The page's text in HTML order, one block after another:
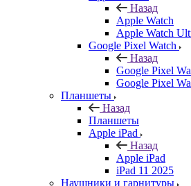
Назад
Apple Watch
Apple Watch
Google Pixel Watch
Назад
Google Pixel
Google Pixel
Планшеты
Назад
Планшеты
Apple iPad
Назад
Apple iPad
iPad 11 2025
Наушники и гарнитуры